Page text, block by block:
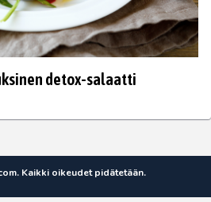
detox-salaatti
Kaikki oikeudet pidätetään.